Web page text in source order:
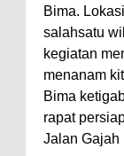
Bima.
salahsatu
kegiatan
menanam
Bima
rapat
Jalan Gajah